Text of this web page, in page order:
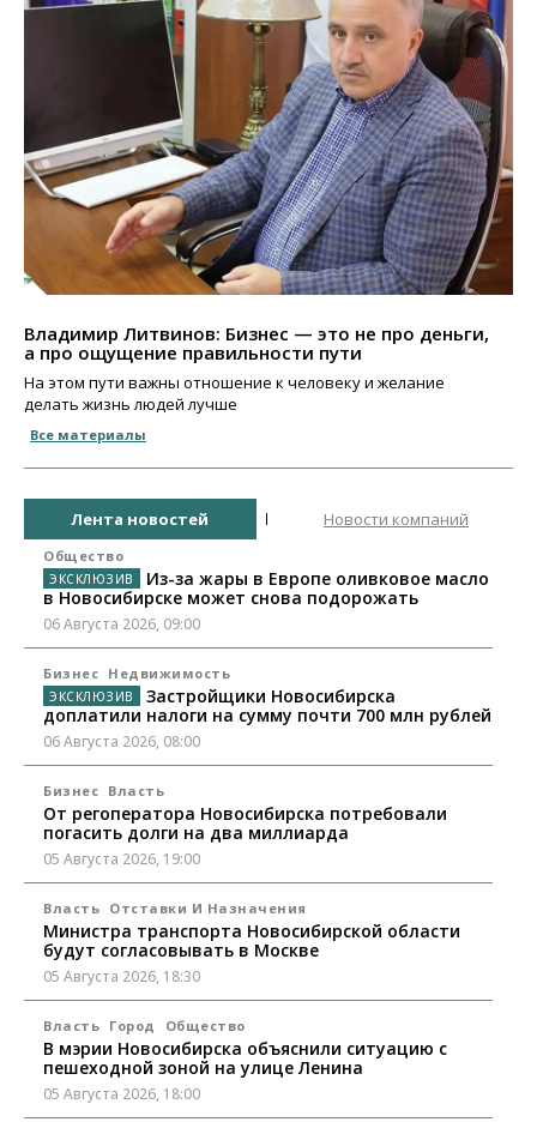
Владимир Литвинов: Бизнес — это не про деньги,
а про ощущение правильности пути
На этом пути важны отношение к человеку и желание
делать жизнь людей лучше
Все материалы
Лента новостей Новости компаний
Общество
Из-за жары в Европе оливковое масло
в Новосибирске может снова подорожать
06 Августа 2026, 09:00
Бизнес Недвижимость
Застройщики Новосибирска
доплатили налоги на сумму почти 700 млн рублей
06 Августа 2026, 08:00
Бизнес Власть
От регоператора Новосибирска потребовали
погасить долги на два миллиарда
05 Августа 2026, 19:00
Власть Отставки И Назначения
Министра транспорта Новосибирской области
будут согласовывать в Москве
05 Августа 2026, 18:30
Власть Город Общество
В мэрии Новосибирска объяснили ситуацию с
пешеходной зоной на улице Ленина
05 Августа 2026, 18:00